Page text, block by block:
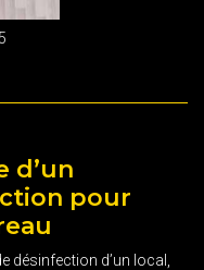
d’un
pour
désinfection d’un local,